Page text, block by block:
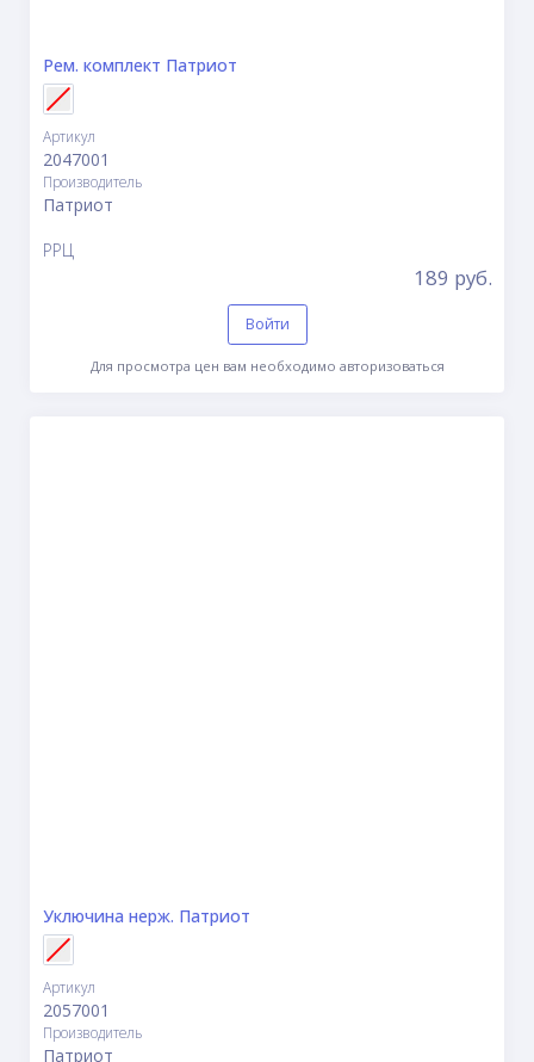
Рем. комплект Патриот
Артикул
2047001
Производитель
Патриот
РРЦ
189 руб.
Войти
Для просмотра цен вам необходимо авторизоваться
Уключина нерж. Патриот
Артикул
2057001
Производитель
Патриот